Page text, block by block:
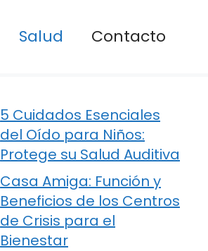
Salud Contacto
5 Cuidados Esenciales
del Oído para Niños:
Protege su Salud Auditiva
Casa Amiga: Función y
Beneficios de los Centros
de Crisis para el
Bienestar